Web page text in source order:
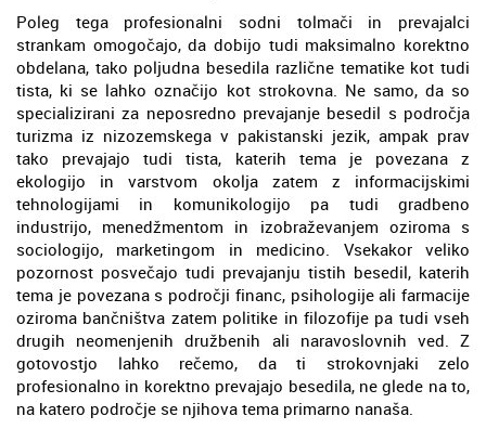
Poleg tega profesionalni sodni tolmači in prevajalci
strankam omogočajo, da dobijo tudi maksimalno korektno
obdelana, tako poljudna besedila različne tematike kot tudi
tista, ki se lahko označijo kot strokovna. Ne samo, da so
specializirani za neposredno prevajanje besedil s področja
turizma iz nizozemskega v pakistanski jezik, ampak prav
tako prevajajo tudi tista, katerih tema je povezana z
ekologijo in varstvom okolja zatem z informacijskimi
tehnologijami in komunikologijo pa tudi gradbeno
industrijo, menedžmentom in izobraževanjem oziroma s
sociologijo, marketingom in medicino. Vsekakor veliko
pozornost posvečajo tudi prevajanju tistih besedil, katerih
tema je povezana s področji financ, psihologije ali farmacije
oziroma bančništva zatem politike in filozofije pa tudi vseh
drugih neomenjenih družbenih ali naravoslovnih ved. Z
gotovostjo lahko rečemo, da ti strokovnjaki zelo
profesionalno in korektno prevajajo besedila, ne glede na to,
na katero področje se njihova tema primarno nanaša.